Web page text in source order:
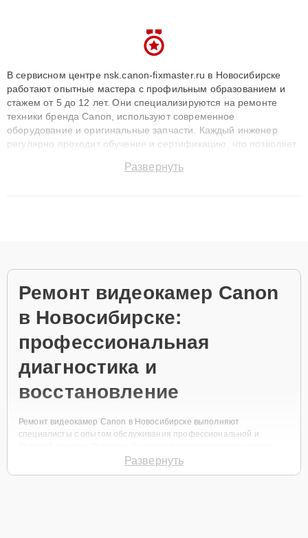
В сервисном центре nsk.canon-fixmaster.ru в Новосибирске
работают опытные мастера с профильным образованием и
стажем от 5 до 12 лет. Они специализируются на ремонте
техники бренда Canon, используют современное
оборудование и оригинальные запчасти. Каждый инженер
регулярно проходит обучение и сертификацию, что позволяет
технику с сохранением гарантии до 3 лет. Наши мастера
Развернуть
Ремонт видеокамер Canon
в Новосибирске:
профессиональная
диагностика и
восстановление
Ремонт видеокамер Canon в Новосибирске выполняют
специалисты с опытом обслуживания профессиональной и
механики, матрицы и электронных модулей без лишней
Развернуть